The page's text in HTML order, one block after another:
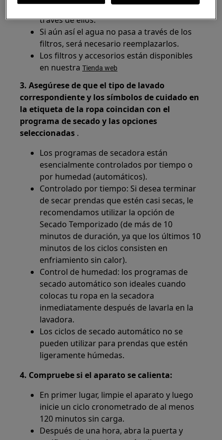
un grifo y viendo si el agua puede fluir a
través de ellos.
Si aún así el agua no pasa a través de los
filtros, será necesario reemplazarlos.
Los filtros y accesorios están disponibles
en nuestraTienda web
3. Asegúrese de que el tipo de lavado
correspondiente y los símbolos de cuidado en
la etiqueta de la ropa coincidan con el
programa de secado y las opciones
seleccionadas .
Los programas de secadora están
esencialmente controlados por tiempo o
por humedad (automáticos).
Controlado por tiempo: Si desea terminar
de secar prendas que estén casi secas, le
recomendamos utilizar la opción de
Secado Temporizado (de más de 10
minutos de duración, ya que los últimos 10
minutos de los ciclos consisten en
enfriamiento sin calor).
Control de humedad: los programas de
secado automático son ideales cuando
colocas tu ropa en la secadora
inmediatamente después de lavarla en la
lavadora.
Los ciclos de secado automático no se
pueden utilizar para prendas que estén
ligeramente húmedas.
4. Compruebe si el aparato se calienta:
En primer lugar, limpie el aparato y luego
inicie un ciclo cronometrado de al menos
120 minutos sin carga.
Después de una hora, abra la puerta y